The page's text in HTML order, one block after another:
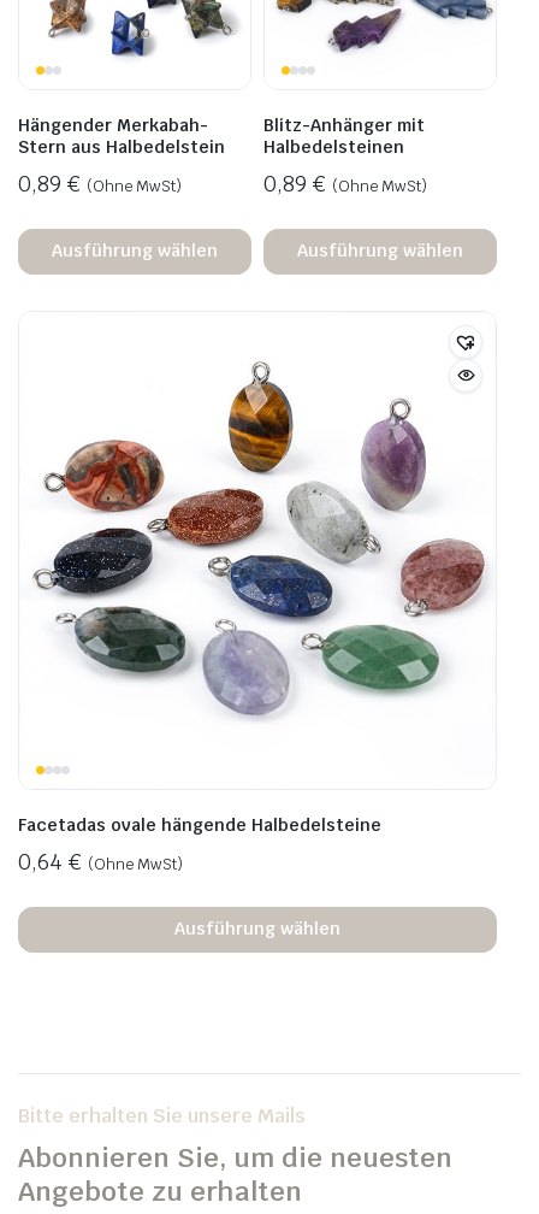
Hängender Merkabah-
Stern aus Halbedelstein
0,89 € (Ohne MwSt)
Ausführung wählen
Blitz-Anhänger mit
Halbedelsteinen
0,89 € (Ohne MwSt)
Ausführung wählen
Facetadas ovale hängende Halbedelsteine
0,64 € (Ohne MwSt)
Ausführung wählen
Bitte erhalten Sie unsere Mails
Abonnieren Sie, um die neuesten
Angebote zu erhalten